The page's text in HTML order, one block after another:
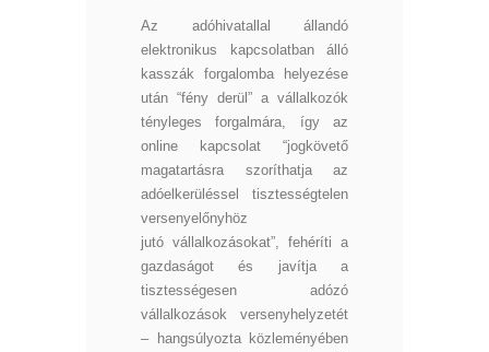
Az adóhivatallal állandó
elektronikus kapcsolatban álló
kasszák forgalomba helyezése
után “fény derül” a vállalkozók
tényleges forgalmára, így az
online kapcsolat “jogkövető
magatartásra szoríthatja az
adóelkerüléssel tisztességtelen
versenyelőnyhöz
jutó vállalkozásokat”, fehéríti a
gazdaságot és javítja a
tisztességesen adózó
vállalkozások versenyhelyzetét
– hangsúlyozta közleményében